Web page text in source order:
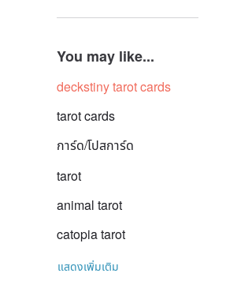
You may like...
deckstiny tarot cards
tarot cards
การ์ด/โปสการ์ด
tarot
animal tarot
catopia tarot
แสดงเพิ่มเติม